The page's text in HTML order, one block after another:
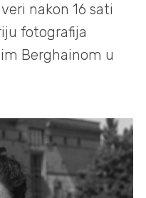
nakon 16 sati
fotografija
Berghainom u